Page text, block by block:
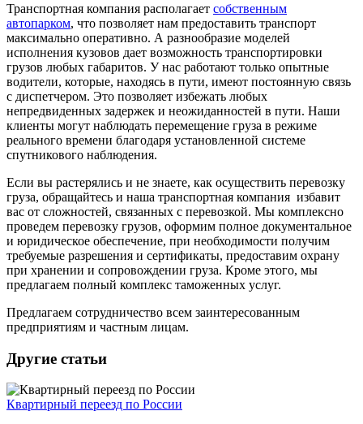
Транспортная компания располагает собственным
автопарком, что позволяет нам предоставить транспорт
максимально оперативно. А разнообразие моделей
исполнения кузовов дает возможность транспортировки
грузов любых габаритов. У нас работают только опытные
водители, которые, находясь в пути, имеют постоянную связь
с диспетчером. Это позволяет избежать любых
непредвиденных задержек и неожиданностей в пути. Наши
клиенты могут наблюдать перемещение груза в режиме
реального времени благодаря установленной системе
спутникового наблюдения.
Если вы растерялись и не знаете, как осуществить перевозку
груза, обращайтесь и наша транспортная компания избавит
вас от сложностей, связанных с перевозкой. Мы комплексно
проведем перевозку грузов, оформим полное документальное
и юридическое обеспечение, при необходимости получим
требуемые разрешения и сертификаты, предоставим охрану
при хранении и сопровождении груза. Кроме этого, мы
предлагаем полный комплекс таможенных услуг.
Предлагаем сотрудничество всем заинтересованным
предприятиям и частным лицам.
Другие статьи
Квартирный переезд по России